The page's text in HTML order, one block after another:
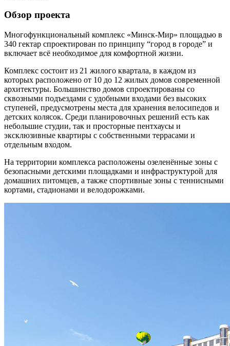
Обзор проекта
Многофункциональный комплекс «Минск-Мир» площадью в
340 гектар спроектирован по принципу “город в городе” и
включает всё необходимое для комфортной жизни.
Комплекс состоит из 21 жилого квартала, в каждом из
которых расположено от 10 до 12 жилых домов современной
архитектуры. Большинство домов спроектированы со
сквозными подъездами с удобными входами без высоких
ступеней, предусмотрены места для хранения велосипедов и
детских колясок. Среди планировочных решений есть как
небольшие студии, так и просторные пентхаусы и
эксклюзивные квартиры с собственными террасами и
отдельным входом.
На территории комплекса расположены озеленённые зоны с
безопасными детскими площадками и инфраструктурой для
домашних питомцев, а также спортивные зоны с теннисными
кортами, стадионами и велодорожками.